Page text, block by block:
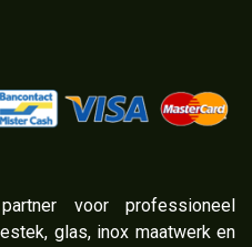
voor professioneel
glas, inox maatwerk en